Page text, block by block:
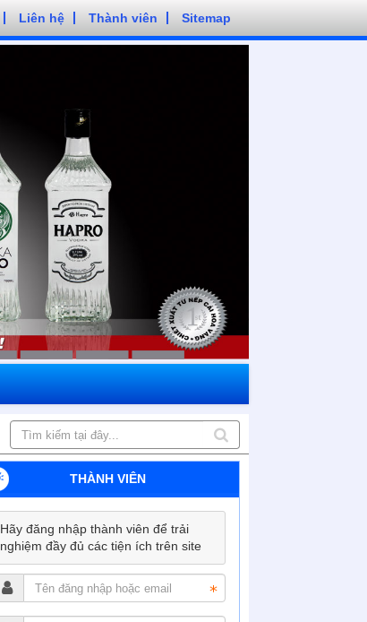
Liên hệ Thành viên Sitemap
THÀNH VIÊN
Hãy đăng nhập thành viên để trải
nghiệm đầy đủ các tiện ích trên site